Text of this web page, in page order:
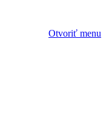
Otvoriť menu